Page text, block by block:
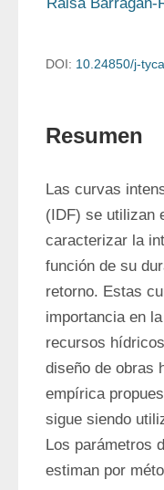
DOI: 10.24850/j-
Resumen
Las curvas
(IDF) se utilizan
caracterizar la
función de su
retorno. Estas
importancia en
recursos
diseño de obras
empírica
sigue siendo
Los parámetros
estiman por